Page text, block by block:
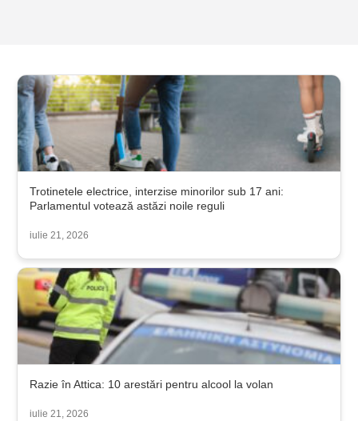
Trotinetele electrice, interzise minorilor sub 17 ani:
Parlamentul votează astăzi noile reguli
iulie 21, 2026
Razie în Attica: 10 arestări pentru alcool la volan
iulie 21, 2026